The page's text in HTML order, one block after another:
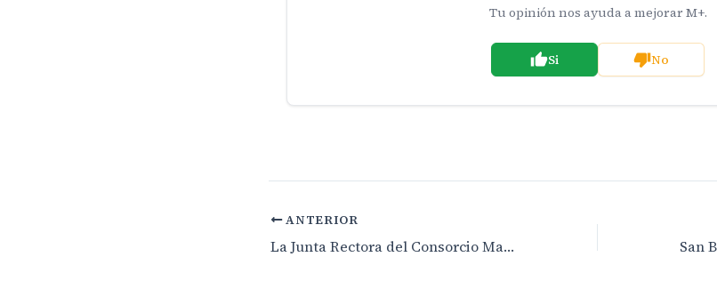
Tu opinión nos ayuda a mejorar M+.
Si No
ANTERIOR
La Junta Rectora del Consorcio Maspalomas Gran Canaria valora la gestión para la mejora de Maspalomas